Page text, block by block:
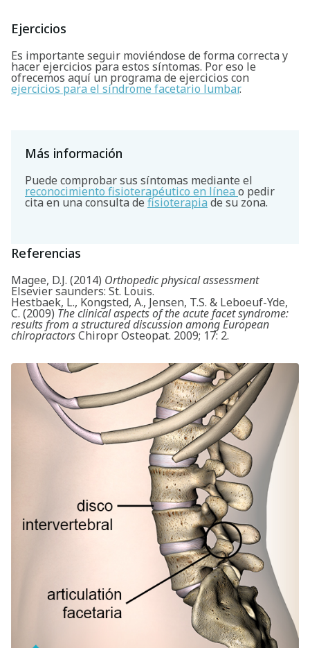
Ejercicios
Es importante seguir moviéndose de forma correcta y
hacer ejercicios para estos síntomas. Por eso le
ofrecemos aquí un programa de ejercicios con
ejercicios para el síndrome facetario lumbar.
Más información
Puede comprobar sus síntomas mediante el
reconocimiento fisioterapéutico en línea o pedir
cita en una consulta defisioterapiade su zona.
Referencias
Magee, D.J. (2014) Orthopedic physical assessment
Elsevier saunders: St. Louis.
Hestbaek, L., Kongsted, A., Jensen, T.S. & Leboeuf-Yde,
C. (2009) The clinical aspects of the acute facet syndrome:
results from a structured discussion among European
chiropractorsChiropr Osteopat. 2009; 17: 2.